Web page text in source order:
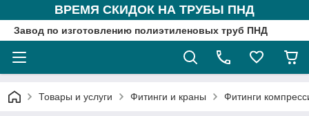
ВРЕМЯ СКИДОК НА ТРУБЫ ПНД
Завод по изготовлению полиэтиленовых труб ПНД
Товары и услуги Фитинги и краны Фитинги